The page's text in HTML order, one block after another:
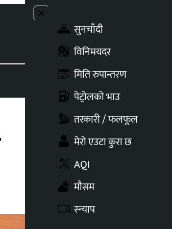
Close menu
सुनचाँदी
विनिमयदर
मिति रुपान्तरण
पेट्रोलको भाउ
तरकारी / फलफूल
मेरो एउटा कुरा छ
AQI
मौसम
स्न्याप